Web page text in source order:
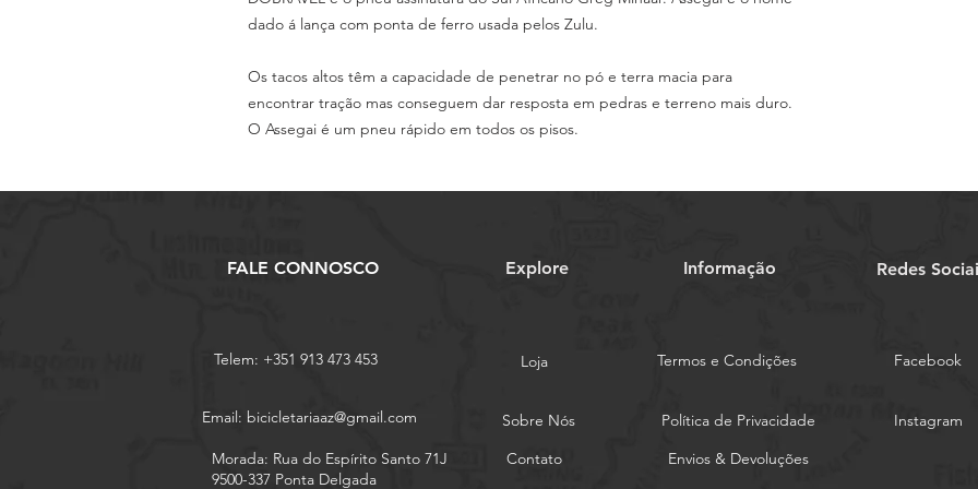
dado á lança com ponta de ferro usada pelos Zulu.
Os tacos altos têm a capacidade de penetrar no pó e terra macia para
encontrar tração mas conseguem dar resposta em pedras e terreno mais duro.
O Assegai é um pneu rápido em todos os pisos.
FALE CONNOSCO Explore Informação Redes
Telem: +351 913 473 453 Loja Termos e Condições Facebook
Email: bicicletariaaz@gmail.com
Sobre Nós
Contato
Morada: Rua do Espírito Santo 71J
9500-337 Ponta Delgada
Política de Privacidade
Instagram
Envios & Devoluções